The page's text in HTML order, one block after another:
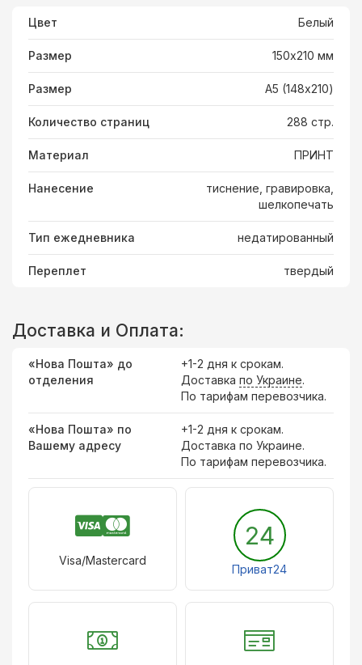
Цвет Белый
Размер 150х210 мм
Размер А5 (148x210)
Количество страниц 288 стр.
Материал ПРИНТ
Нанесение
тиснение, гравировка,
шелкопечать
Тип ежедневника недатированный
Переплет твердый
Доставка и Оплата:
«Нова Пошта» до
отделения
+1-2 дня к срокам.
Доставка по Украине.
По тарифам перевозчика.
«Нова Пошта» по
Вашему адресу
+1-2 дня к срокам.
Доставка по Украине.
По тарифам перевозчика.
Visa/Mastercard
24
Приват24